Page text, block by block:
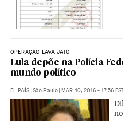
OPERAÇÃO LAVA JATO
Lula depõe na Polícia
mundo político
EL PAÍS | São Paulo | MAR 10, 2016 - 17:56